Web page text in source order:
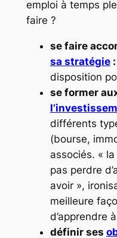
emploi à temps
faire ?
se faire
sa stratégie:
disposition
se former
différents
(bourse,
associés. «
pas perdre
avoir »,
meilleure
d’apprendre
définir ses